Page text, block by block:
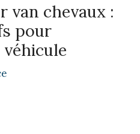
van chevaux :
pour